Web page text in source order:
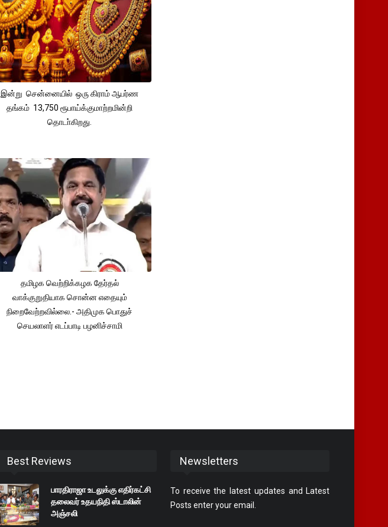
இன்று சென்னையில் ஒரு கிராம் ஆபர்ண
தங்கம் 13,750 ரூபாய்க்குமாற்றமின்றி
தொடா்கிறது.
தமிழக வெற்றிக்கழக தேர்தல்
வாக்குறுதியாக சொன்ன எதையும்
நிறைவேற்றவில்லை.- அதிமுக பொதுச்
செயலாளர் எடப்பாடி பழனிச்சாமி
Best Reviews
பாரதிராஜா உடலுக்கு எதிர்கட்சி
தலைவர் உதயநிதி ஸ்டாலின்
அஞ்சலி
Newsletters
To receive the latest updates and Latest
Posts enter your email.